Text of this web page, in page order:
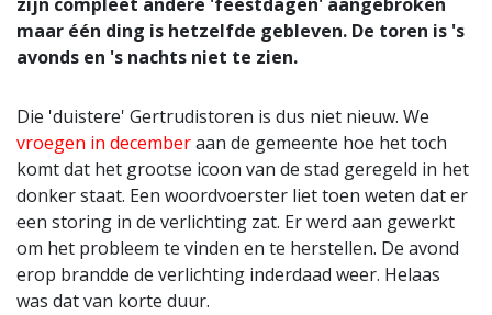
maar één ding is hetzelfde gebleven. De toren is 's
avonds en 's nachts niet te zien.
Die 'duistere' Gertrudistoren is dus niet nieuw. We
vroegen in decemberaan de gemeente hoe het toch
komt dat het grootse icoon van de stad geregeld in het
donker staat. Een woordvoerster liet toen weten dat er
een storing in de verlichting zat. Er werd aan gewerkt
om het probleem te vinden en te herstellen. De avond
erop brandde de verlichting inderdaad weer. Helaas
was dat van korte duur.